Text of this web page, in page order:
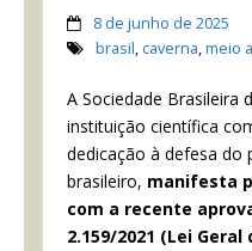
8 de junho de 2025
brasil, caverna,meio
A Sociedade Brasileira
instituição científica
dedicação à defesa do
brasileiro, manifesta
com a recente
2.159/2021 (Lei